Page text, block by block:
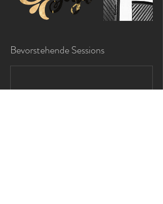
Bevorstehende Sessions